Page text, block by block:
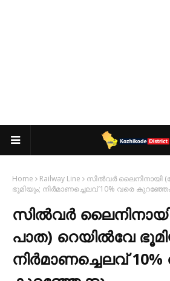
Home Railway Line
സിൽവർ ലൈനിനായി
ഭൂമിയും; നിർമാണച്ചെലവ് 10% വരെ
സിൽവർ
പാത) റെയിൽവേ
നിർമാണച്ചെലവ്